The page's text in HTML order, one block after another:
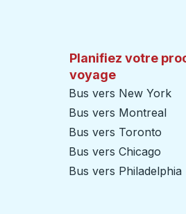
Planifiez votre
voyage
Bus vers New York
Bus vers Montreal
Bus vers Toronto
Bus vers Chicago
Bus vers Philadelphia